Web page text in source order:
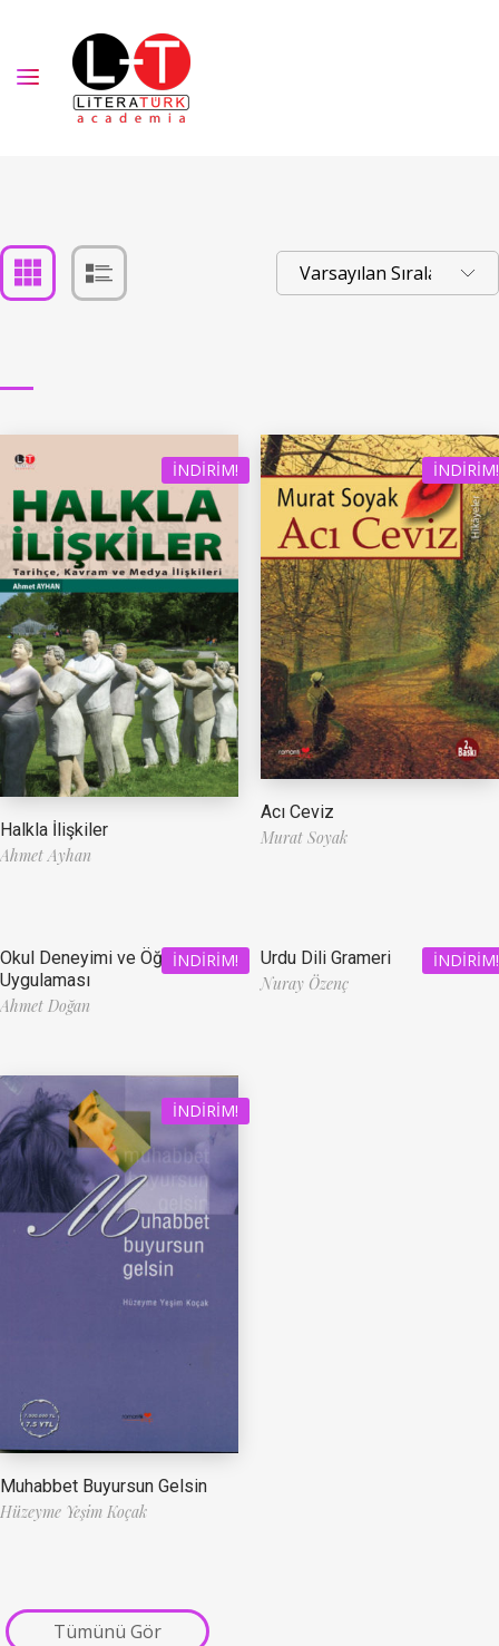
İNDIRIM!
Halkla İlişkiler
Ahmet Ayhan
İNDIRIM!
Acı Ceviz
Murat Soyak
İNDIRIM!
Okul Deneyimi ve Öğretmenlik
Uygulaması
Ahmet Doğan
İNDIRIM!
Urdu Dili Grameri
Nuray Özenç
İNDIRIM!
Muhabbet Buyursun Gelsin
Hüzeyme Yeşim Koçak
Tümünü Gör